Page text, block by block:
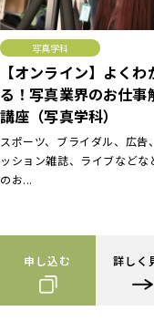
写真学科
【オンライン】よくわ
る！写真業界のお仕事
講座（写真学科）
スポーツ、ブライダル、広告
ッション雑誌、ライブなどな
のお...
申し込む 詳しく